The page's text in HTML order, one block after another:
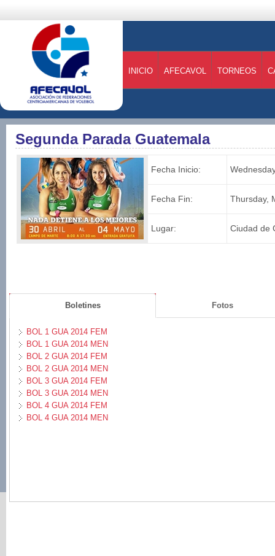
INICIO AFECAVOL TORNEOS
Segunda Parada Guatemala
Fecha Inicio:
Fecha Fin: Thursday,
Lugar: Ciudad de
Boletines Fotos
BOL 1 GUA 2014 FEM
BOL 1 GUA 2014 MEN
BOL 2 GUA 2014 FEM
BOL 2 GUA 2014 MEN
BOL 3 GUA 2014 FEM
BOL 3 GUA 2014 MEN
BOL 4 GUA 2014 FEM
BOL 4 GUA 2014 MEN